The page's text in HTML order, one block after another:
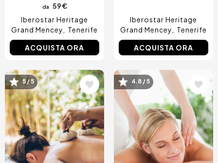
da 59 €
Iberostar Heritage
Grand Mencey
Tenerife
ACQUISTA ORA
Iberostar Heritage
Grand Mencey
Tenerife
ACQUISTA ORA
Immagine
5 / 5 Immagine
4.8 / 5